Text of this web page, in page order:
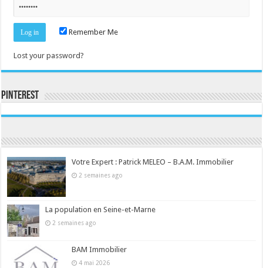
Remember Me
Lost your password?
Pinterest
Votre Expert : Patrick MELEO – B.A.M. Immobilier
2 semaines ago
La population en Seine-et-Marne
2 semaines ago
BAM Immobilier
4 mai 2026